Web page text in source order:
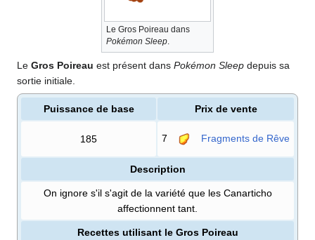
Le Gros Poireau dans
Pokémon Sleep.
Le Gros Poireau est présent dans Pokémon Sleep depuis sa
sortie initiale.
Puissance de base Prix de vente
185 7 Fragments de Rêve
Description
On ignore s'il s'agit de la variété que les Canarticho
affectionnent tant.
Recettes utilisant le Gros Poireau